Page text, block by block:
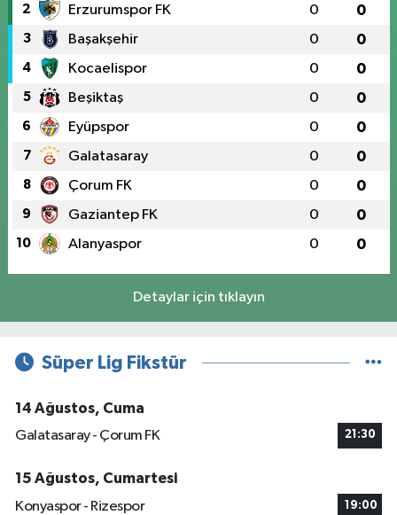
2 Erzurumspor FK 0 0
3 Başakşehir 0 0
4 Kocaelispor 0 0
5 Beşiktaş 0 0
6 Eyüpspor 0 0
7 Galatasaray 0 0
8 Çorum FK 0 0
9 Gaziantep FK 0 0
10 Alanyaspor 0 0
Detaylar için tıklayın
Süper Lig Fikstür
14 Ağustos, Cuma
Galatasaray - Çorum FK
21:30
15 Ağustos, Cumartesi
Konyaspor - Rizespor
19:00